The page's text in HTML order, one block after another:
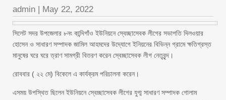
admin | May 22, 2022
সিলেট সদর উপজেলার ৮নং কান্দিগাঁও ইউনিয়নে স্বেচ্ছাসেবক লীগের সভাপতি দিলওয়ার
হোসেন ও সাধারণ সম্পাদক জামিল আহমদের উদ্যোগে ইনিয়নের বিভিন্ন গ্রামে ক্ষতিগ্রস্ত
মানুষের ঘরে ঘরে ত্রাণ সামগ্রী বিতরণ করেন স্বেচ্ছাসেবক লীগ নেতৃবৃন্দ।
রোববার ( ২২ মে) বিকেলে এ কার্যক্রম পরিচালনা করেন।
এসময় উপস্থিত ছিলেন ইউনিয়নে স্বেচ্ছাসেবক লীগের যুগ্ম সাধারণ সম্পাদক গোলাম